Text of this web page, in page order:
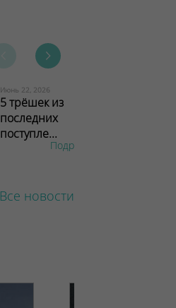
Июнь 22, 2026
5 трёшек из
последних
поступле...
Подробнее
Все новости